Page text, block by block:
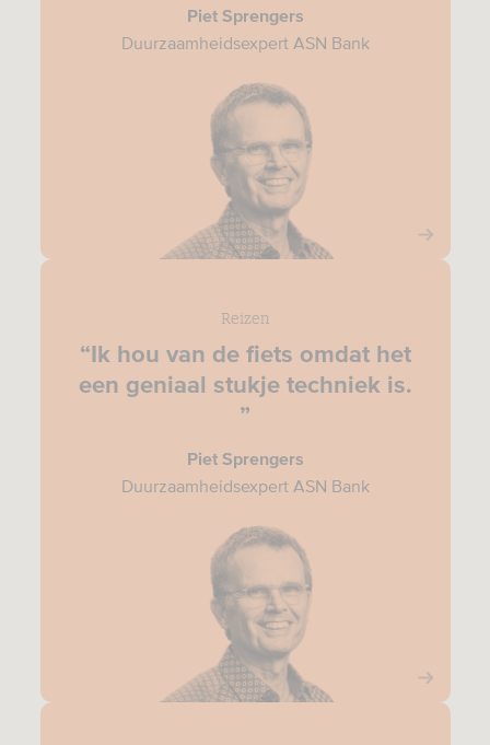
Piet Sprengers
Duurzaamheidsexpert ASN Bank
“Ik hou van de fiets omdat het
een geniaal stukje techniek is.
”
Reizen
Piet Sprengers
Duurzaamheidsexpert ASN Bank